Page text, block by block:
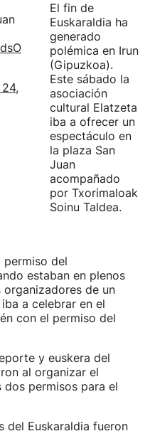
El fin de
Euskaraldia ha
generado
polémica en Irun
(Gipuzkoa).
Este sábado la
asociación
cultural Elatzeta
iba a ofrecer un
espectáculo en
la plaza San
Juan
acompañado
por Txorimaloak
Soinu Taldea.
permiso del
estaban en plenos
de un
a celebrar en el
con el permiso del
y euskera del
al organizar el
permisos para el
del Euskaraldia fueron